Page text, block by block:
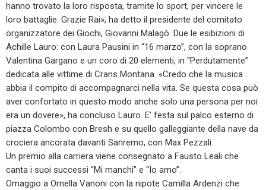
hanno trovato la loro risposta, tramite lo sport, per vincere le
loro battaglie. Grazie Rai», ha detto il presidente del comitato
organizzatore dei Giochi, Giovanni Malagò. Due le esibizioni di
Achille Lauro: con Laura Pausini in “16 marzo”, con la soprano
Valentina Gargano e un coro di 20 elementi, in “Perdutamente”
dedicata alle vittime di Crans Montana. «Credo che la musica
abbia il compito di accompagnarci nella vita. Se questa cosa può
aver confortato in questo modo anche solo una persona per noi
era un dovere», ha concluso Lauro. E’ festa sul palco esterno di
piazza Colombo con Bresh e su quello galleggiante della nave da
crociera ancorata davanti Sanremo, con Max Pezzali.
Un premio alla carriera viene consegnato a Fausto Leali che
canta i suoi successi “Mi manchi” e “Io amo”.
Omaggio a Ornella Vanoni con la nipote Camilla Ardenzi che